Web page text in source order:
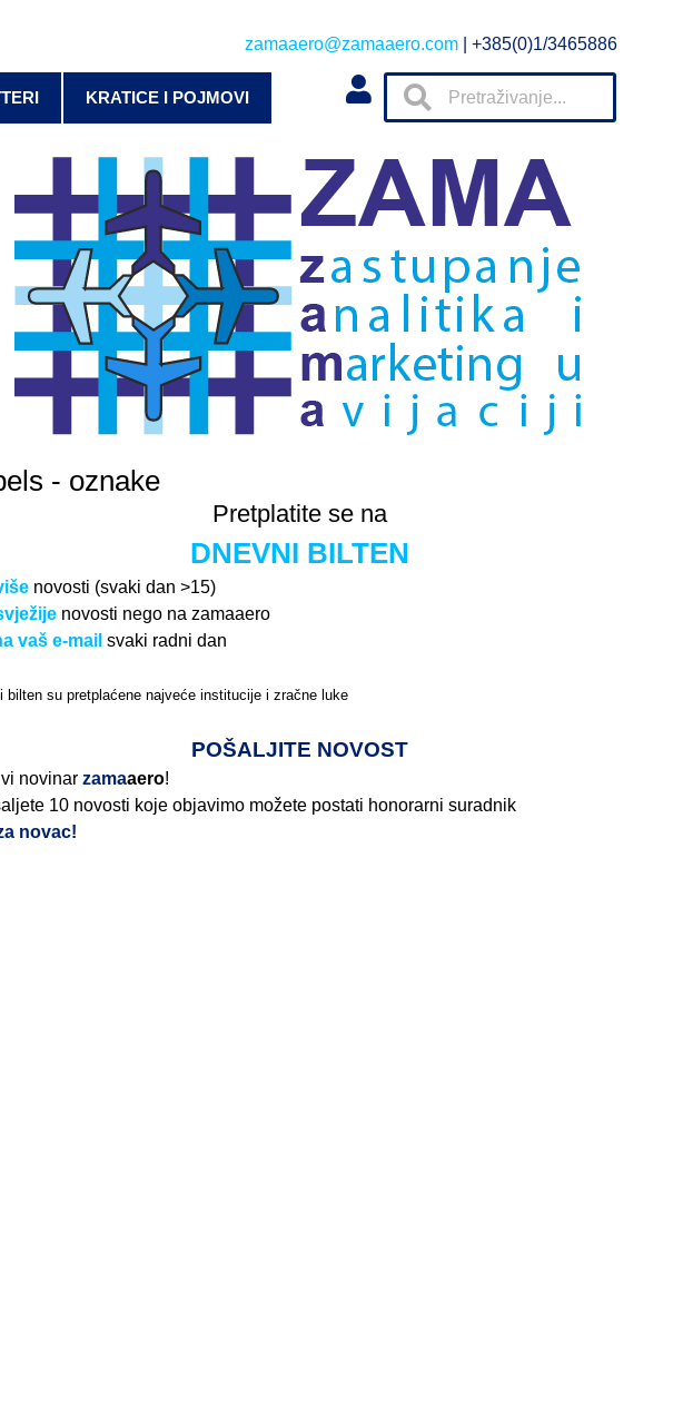
zamaaero@zamaaero.com | +385(0)1/3465886
KRATICE I POJMOVI
- oznake
Pretplatite se na
DNEVNI BILTEN
novosti (svaki dan >15)
novosti nego na zamaaero
vaš e-mail svaki radni dan
bilten su pretplaćene najveće institucije i zračne luke
POŠALJITE NOVOST
novinar zamaaero!
10 novosti koje objavimo možete postati honorarni suradnik
novac!